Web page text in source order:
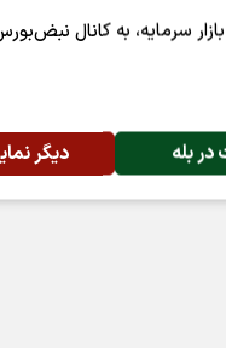
سرمایه، به کانال
بله دیگر